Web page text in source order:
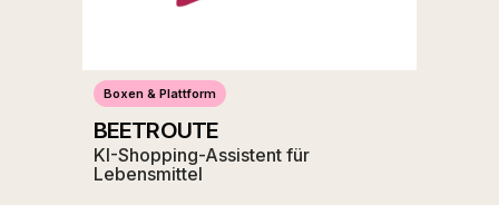
Boxen & Plattform
BEETROUTE
KI-Shopping-Assistent für
Lebensmittel